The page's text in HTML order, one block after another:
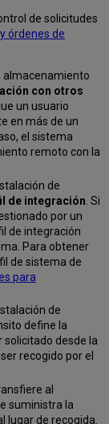
de solicitudes
órdenes de
almacenamiento
con otros
un usuario
en más de un
el sistema
remoto con la
de
de integración . Si
por un
de integración
Para obtener
de sistema de
para
de
define la
solicitado desde la
recogido por el
al
suministra la
lugar de recogida.